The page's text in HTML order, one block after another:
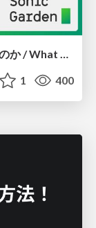
AIがコードを書く時代に、何を教えるのか / What Should We Teach in the Age of AI-Generated Code?
1 400